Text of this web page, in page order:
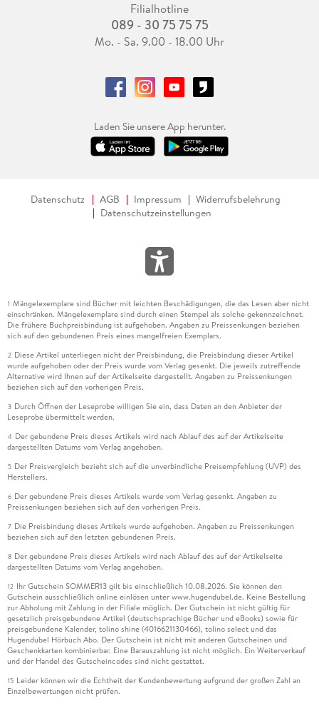
Filialhotline
089 - 30 75 75 75
Mo. - Sa. 9.00 - 18.00 Uhr
Laden Sie unsere App herunter.
Datenschutz AGB Impressum
Widerrufsbelehrung
Datenschutzeinstellungen
1 Mängelexemplare sind Bücher mit leichten Beschädigungen, die das Lesen aber nicht
einschränken. Mängelexemplare sind durch einen Stempel als solche gekennzeichnet.
Die frühere Buchpreisbindung ist aufgehoben. Angaben zu Preissenkungen beziehen
sich auf den gebundenen Preis eines mangelfreien Exemplars.
2 Diese Artikel unterliegen nicht der Preisbindung, die Preisbindung dieser Artikel
wurde aufgehoben oder der Preis wurde vom Verlag gesenkt. Die jeweils zutreffende
Alternative wird Ihnen auf der Artikelseite dargestellt. Angaben zu Preissenkungen
beziehen sich auf den vorherigen Preis.
3 Durch Öffnen der Leseprobe willigen Sie ein, dass Daten an den Anbieter der
Leseprobe übermittelt werden.
4 Der gebundene Preis dieses Artikels wird nach Ablauf des auf der Artikelseite
dargestellten Datums vom Verlag angehoben.
5 Der Preisvergleich bezieht sich auf die unverbindliche Preisempfehlung (UVP) des
Herstellers.
6 Der gebundene Preis dieses Artikels wurde vom Verlag gesenkt. Angaben zu
Preissenkungen beziehen sich auf den vorherigen Preis.
7 Die Preisbindung dieses Artikels wurde aufgehoben. Angaben zu Preissenkungen
beziehen sich auf den letzten gebundenen Preis.
8 Der gebundene Preis dieses Artikels wird nach Ablauf des auf der Artikelseite
dargestellten Datums vom Verlag angehoben.
12 Ihr Gutschein SOMMER13 gilt bis einschließlich 10.08.2026. Sie können den
Gutschein ausschließlich online einlösen unter www.hugendubel.de. Keine Bestellung
zur Abholung mit Zahlung in der Filiale möglich. Der Gutschein ist nicht gültig für
gesetzlich preisgebundene Artikel (deutschsprachige Bücher und eBooks) sowie für
preisgebundene Kalender, tolino shine (4016621130466), tolino select und das
Hugendubel Hörbuch Abo. Der Gutschein ist nicht mit anderen Gutscheinen und
Geschenkkarten kombinierbar. Eine Barauszahlung ist nicht möglich. Ein Weiterverkauf
und der Handel des Gutscheincodes sind nicht gestattet.
15 Leider können wir die Echtheit der Kundenbewertung aufgrund der großen Zahl an
Einzelbewertungen nicht prüfen.